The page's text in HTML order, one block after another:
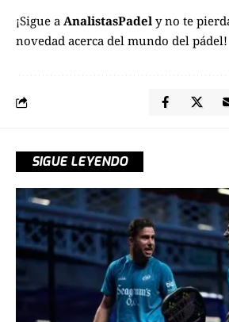
¡Sigue a AnalistasPadel y no te
novedad acerca del mundo del pádel!
SIGUE LEYENDO